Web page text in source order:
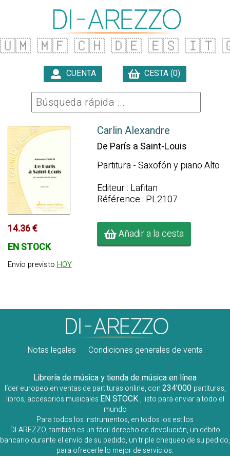
🇺🇲 🇲🇫 🇨🇭 🇩🇪 🇪🇸 🇮🇹
CUENTA CESTA (0)
14.36 €
EN STOCK
Envío previsto HOY
Carlin Alexandre
De París a Saint-Louis
Partitura - Saxofón y piano Alto
Editeur : Lafitan
Référence : PL2107
Añadir a la cesta
Notas legales Condiciones generales de venta
Librería de música y tienda de música en línea
líder europeo en ventas de partituras online, con234'000 partituras,
libros, accesorios musicales EN STOCK , listo para enviar a todo el
mundo
Para todos los instrumentos, en todos los estilos
DI-AREZZO, también es un fácil derecho de devolución, un débito
bancario durante el envío de su pedido, un triple chequeo de su pedido,
para ofrecerle lo mejor de servicios.